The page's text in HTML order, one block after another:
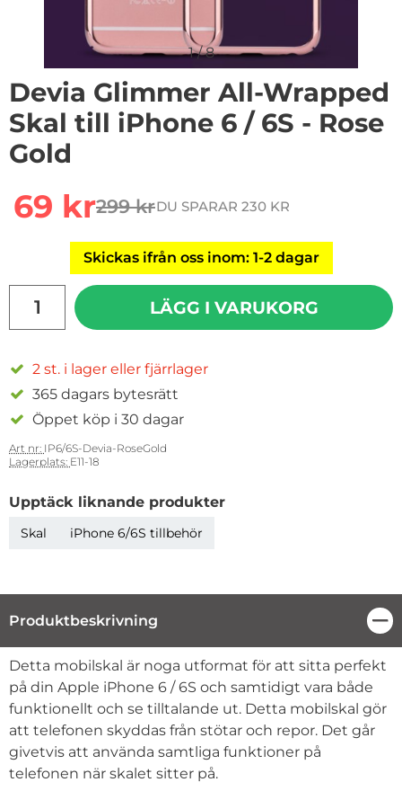
1/8
Devia Glimmer All-Wrapped
Skal till iPhone 6 / 6S - Rose
Gold
rea pris
69 krtidigare pris
299 krDU SPARAR 230 KR
Skickas ifrån oss inom: 1-2 dagar
LÄGG I VARUKORG
2 st. i lager eller fjärrlager
365 dagars bytesrätt
Öppet köp i 30 dagar
Art nr: IP6/6S-Devia-RoseGold
Lagerplats: E11-18
Upptäck liknande produkter
Skal iPhone 6/6S tillbehör
Produktbeskrivning
Produktbeskrivning
Detta mobilskal är noga utformat för att sitta perfekt
på din Apple iPhone 6 / 6S och samtidigt vara både
funktionellt och se tilltalande ut. Detta mobilskal gör
att telefonen skyddas från stötar och repor. Det går
givetvis att använda samtliga funktioner på
telefonen när skalet sitter på.